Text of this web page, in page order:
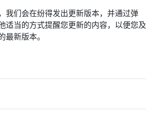
我们会在纷得发出更新版本，并通过弹
适当的方式提醒您更新的内容，以便您及
最新版本。